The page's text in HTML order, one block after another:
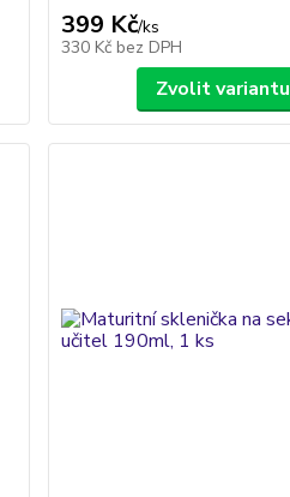
399 Kč/ks
330 Kč bez DPH
Zvolit variantu